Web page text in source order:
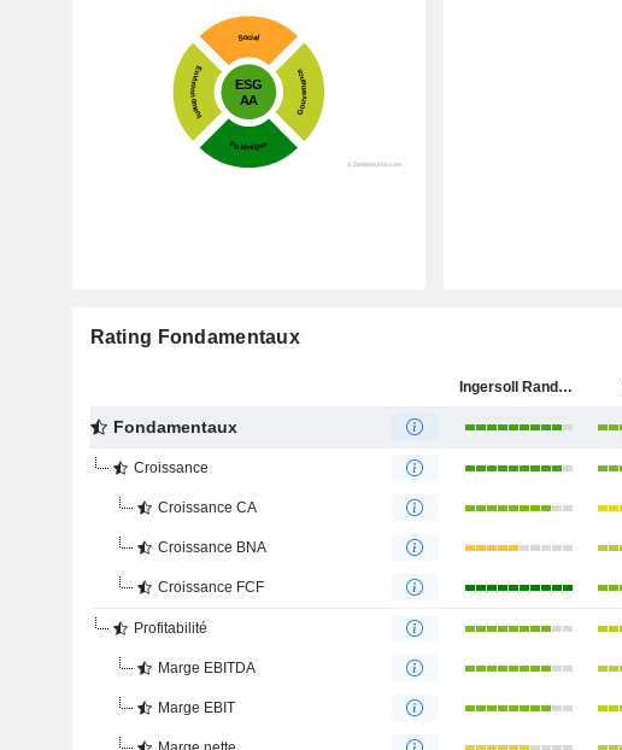
Rating Fondamentaux
Ingersoll Rand Inc.
Fondamentaux
Croissance
Croissance CA
Croissance BNA
Croissance FCF
Profitabilité
Marge EBITDA
Marge EBIT